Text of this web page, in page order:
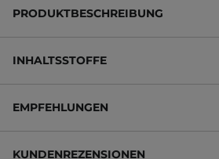
PRODUKTBESCHREIBUNG
INHALTSSTOFFE
EMPFEHLUNGEN
KUNDENREZENSIONEN